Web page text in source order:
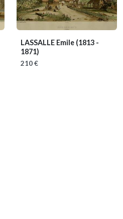
LASSALLE Emile (1813 -
1871)
210 €